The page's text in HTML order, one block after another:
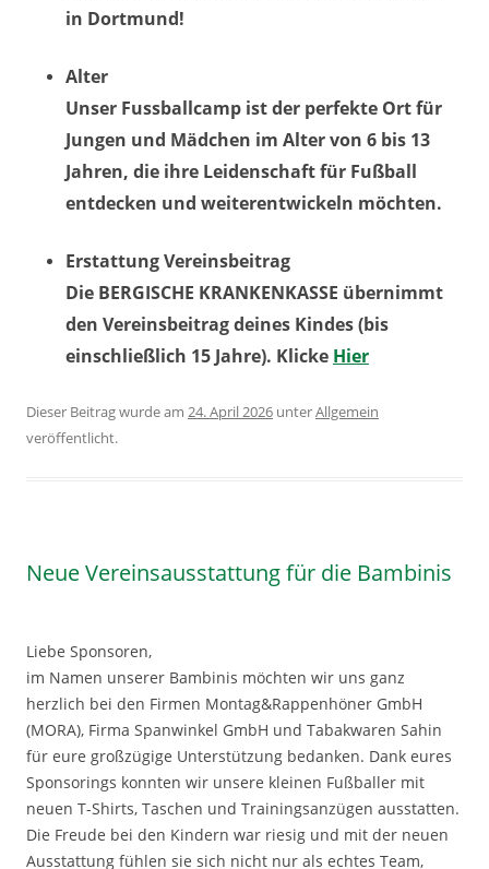
in Dortmund!
Alter
Unser Fussballcamp ist der perfekte Ort für
Jungen und Mädchen im Alter von 6 bis 13
Jahren, die ihre Leidenschaft für Fußball
entdecken und weiterentwickeln möchten.
Erstattung Vereinsbeitrag
Die BERGISCHE KRANKENKASSE übernimmt
den Vereinsbeitrag deines Kindes (bis
einschließlich 15 Jahre). Klicke Hier
Dieser Beitrag wurde am 24. April 2026 unterAllgemein
veröffentlicht.
Neue Vereinsausstattung für die Bambinis
Liebe Sponsoren,
im Namen unserer Bambinis möchten wir uns ganz
herzlich bei den Firmen Montag&Rappenhöner GmbH
(MORA), Firma Spanwinkel GmbH und Tabakwaren Sahin
für eure großzügige Unterstützung bedanken. Dank eures
Sponsorings konnten wir unsere kleinen Fußballer mit
neuen T-Shirts, Taschen und Trainingsanzügen ausstatten.
Die Freude bei den Kindern war riesig und mit der neuen
Ausstattung fühlen sie sich nicht nur als echtes Team,